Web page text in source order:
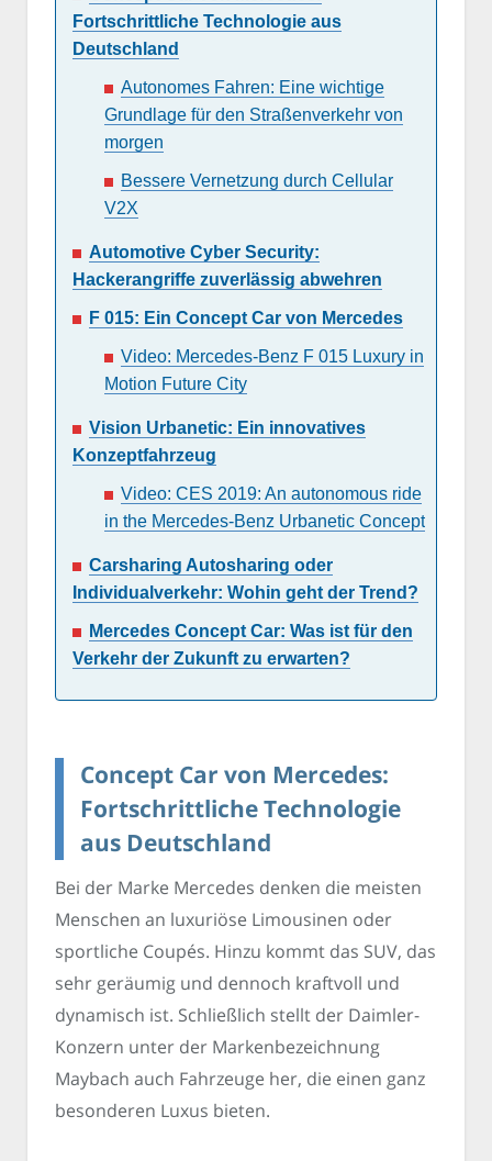
Fortschrittliche Technologie aus
Deutschland
Autonomes Fahren: Eine wichtige
Grundlage für den Straßenverkehr von
morgen
Bessere Vernetzung durch Cellular
V2X
Automotive Cyber Security:
Hackerangriffe zuverlässig abwehren
F 015: Ein Concept Car von Mercedes
Video: Mercedes-Benz F 015 Luxury in
Motion Future City
Vision Urbanetic: Ein innovatives
Konzeptfahrzeug
Video: CES 2019: An autonomous ride
in the Mercedes-Benz Urbanetic Concept
Carsharing Autosharing oder
Individualverkehr: Wohin geht der Trend?
Mercedes Concept Car: Was ist für den
Verkehr der Zukunft zu erwarten?
Concept Car von Mercedes:
Fortschrittliche Technologie
aus Deutschland
Bei der Marke Mercedes denken die meisten
Menschen an luxuriöse Limousinen oder
sportliche Coupés. Hinzu kommt das SUV, das
sehr geräumig und dennoch kraftvoll und
dynamisch ist. Schließlich stellt der Daimler-
Konzern unter der Markenbezeichnung
Maybach auch Fahrzeuge her, die einen ganz
besonderen Luxus bieten.